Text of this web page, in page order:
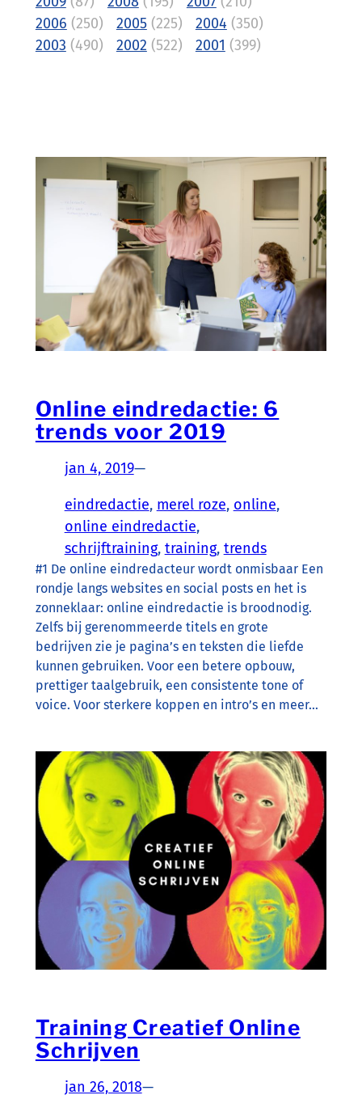
2006 (250) 2005(225) 2004 (350)
2003 (490) 2002 (522) 2001 (399)
Online eindredactie: 6
trends voor 2019
jan 4, 2019—
eindredactie, merel roze, online ,
online eindredactie ,
schrijftraining, training, trends
#1 De online eindredacteur wordt onmisbaar Een
rondje langs websites en social posts en het is
zonneklaar: online eindredactie is broodnodig.
Zelfs bij gerenommeerde titels en grote
bedrijven zie je pagina’s en teksten die liefde
kunnen gebruiken. Voor een betere opbouw,
prettiger taalgebruik, een consistente tone of
voice. Voor sterkere koppen en intro’s en meer…
Training Creatief Online
Schrijven
jan 26, 2018—